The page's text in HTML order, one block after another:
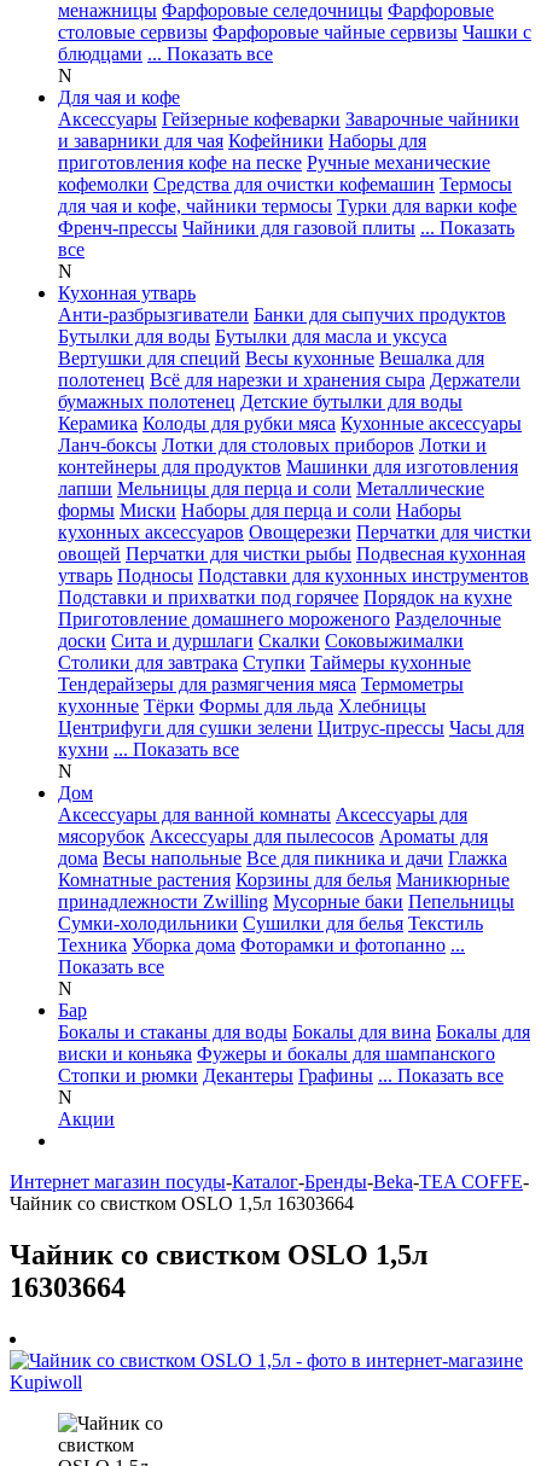
менажницы Фарфоровые селедочницы Фарфоровые
столовые сервизы Фарфоровые чайные сервизы Чашки с
блюдцами ... Показать все
N
Для чая и кофе
Аксессуары Гейзерные кофеварки Заварочные чайники
и заварники для чая Кофейники Наборы для
приготовления кофе на песке Ручные механические
кофемолки Средства для очистки кофемашин Термосы
для чая и кофе, чайники термосы Турки для варки кофе
Френч-прессы Чайники для газовой плиты ... Показать
все
N
Кухонная утварь
Анти-разбрызгиватели Банки для сыпучих продуктов
Бутылки для воды Бутылки для масла и уксуса
Вертушки для специй Весы кухонные Вешалка для
полотенец Всё для нарезки и хранения сыра Держатели
бумажных полотенец Детские бутылки для воды
Керамика Колоды для рубки мяса Кухонные аксессуары
Ланч-боксы Лотки для столовых приборов Лотки и
контейнеры для продуктов Машинки для изготовления
лапши Мельницы для перца и соли Металлические
формы Миски Наборы для перца и соли Наборы
кухонных аксессуаров Овощерезки Перчатки для чистки
овощей Перчатки для чистки рыбы Подвесная кухонная
утварь Подносы Подставки для кухонных инструментов
Подставки и прихватки под горячее Порядок на кухне
Приготовление домашнего мороженого Разделочные
доски Сита и дуршлаги Скалки Соковыжималки
Столики для завтрака Ступки Таймеры кухонные
Тендерайзеры для размягчения мяса Термометры
кухонные Тёрки Формы для льда Хлебницы
Центрифуги для сушки зелени Цитрус-прессы Часы для
кухни ... Показать все
N
Дом
Аксессуары для ванной комнаты Аксессуары для
мясорубок Аксессуары для пылесосов Ароматы для
дома Весы напольные Все для пикника и дачи Глажка
Комнатные растения Корзины для белья Маникюрные
принадлежности Zwilling Мусорные баки Пепельницы
Сумки-холодильники Сушилки для белья Текстиль
Техника Уборка дома Фоторамки и фотопанно ...
Показать все
N
Бар
Бокалы и стаканы для воды Бокалы для вина Бокалы для
виски и коньяка Фужеры и бокалы для шампанского
Стопки и рюмки Декантеры Графины ... Показать все
N
Акции
Интернет магазин посуды-Каталог-Бренды-Beka-TEA COFFE-
Чайник со свистком OSLO 1,5л 16303664
Чайник со свистком OSLO 1,5л
16303664